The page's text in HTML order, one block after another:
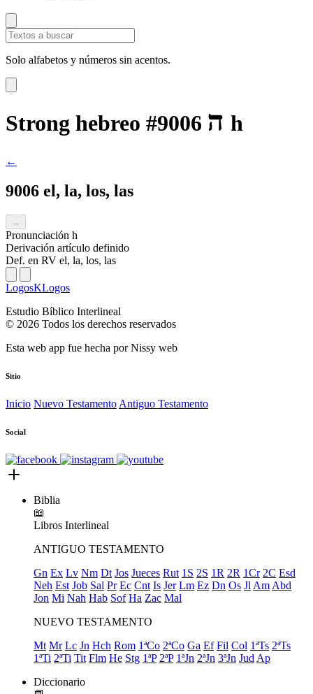
Solo alfabetos y números sin acentos.
Strong hebreo #9006 h
←
9006 el, la, los, las
→
Pronunciación h
Derivación artículo definido
Def. en RV el, la, los, las
LogosKLogos
Estudio Bíblico Interlineal
© 2026 Todos los derechos reservados
Esta web app fue hecha porNissy web
Sitio
Inicio Nuevo Testamento Antiguo Testamento
Social
Biblia
📖
Libros Interlineal
ANTIGUO TESTAMENTO
Gn Ex Lv Nm Dt Jos Jueces Rut 1S 2S 1R 2R 1Cr 2C Esd
Neh Est Job Sal Pr Ec Cnt Is Jer Lm Ez Dn Os Jl Am Abd
Jon Mi Nah Hab Sof Ha Zac Mal
NUEVO TESTAMENTO
Mt Mr Lc Jn Hch Rom 1ªCo 2ªCo Ga Ef Fil Col 1ªTs 2ªTs
1ªTi 2ªTi Tit Flm He Stg 1ªP 2ªP 1ªJn 2ªJn 3ªJn Jud Ap
Diccionario